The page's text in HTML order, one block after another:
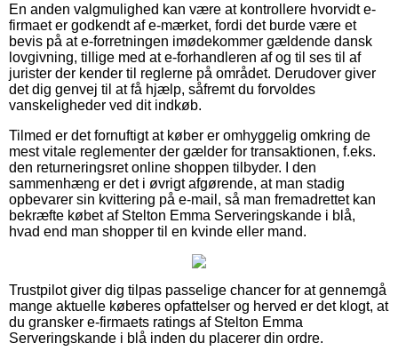
En anden valgmulighed kan være at kontrollere hvorvidt e-
firmaet er godkendt af e-mærket, fordi det burde være et
bevis på at e-forretningen imødekommer gældende dansk
lovgivning, tillige med at e-forhandleren af og til ses til af
jurister der kender til reglerne på området. Derudover giver
det dig genvej til at få hjælp, såfremt du forvoldes
vanskeligheder ved dit indkøb.
Tilmed er det fornuftigt at køber er omhyggelig omkring de
mest vitale reglementer der gælder for transaktionen, f.eks.
den returneringsret online shoppen tilbyder. I den
sammenhæng er det i øvrigt afgørende, at man stadig
opbevarer sin kvittering på e-mail, så man fremadrettet kan
bekræfte købet af Stelton Emma Serveringskande i blå,
hvad end man shopper til en kvinde eller mand.
Trustpilot giver dig tilpas passelige chancer for at gennemgå
mange aktuelle køberes opfattelser og herved er det klogt, at
du gransker e-firmaets ratings af Stelton Emma
Serveringskande i blå inden du placerer din ordre.